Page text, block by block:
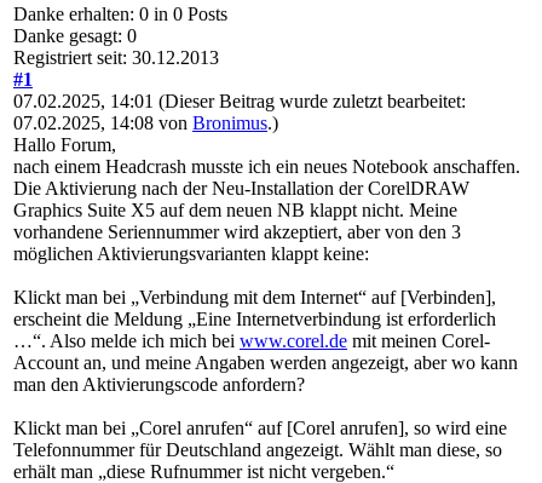
Danke erhalten: 0 in 0 Posts
Danke gesagt: 0
Registriert seit: 30.12.2013
#1
07.02.2025, 14:01 (Dieser Beitrag wurde zuletzt bearbeitet:
07.02.2025, 14:08 von Bronimus.)
Hallo Forum,
nach einem Headcrash musste ich ein neues Notebook anschaffen.
Die Aktivierung nach der Neu-Installation der CorelDRAW
Graphics Suite X5 auf dem neuen NB klappt nicht. Meine
vorhandene Seriennummer wird akzeptiert, aber von den 3
möglichen Aktivierungsvarianten klappt keine:
Klickt man bei „Verbindung mit dem Internet“ auf [Verbinden],
erscheint die Meldung „Eine Internetverbindung ist erforderlich
…“. Also melde ich mich bei www.corel.de mit meinen Corel-
Account an, und meine Angaben werden angezeigt, aber wo kann
man den Aktivierungscode anfordern?
Klickt man bei „Corel anrufen“ auf [Corel anrufen], so wird eine
Telefonnummer für Deutschland angezeigt. Wählt man diese, so
erhält man „diese Rufnummer ist nicht vergeben.“